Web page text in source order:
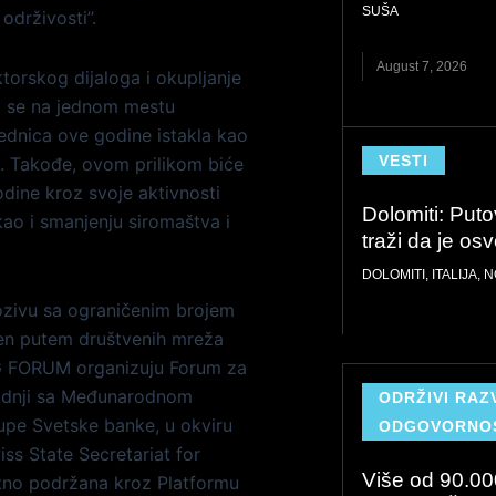
dijaloga i okupljanje
na jednom mestu
ove godine istakla kao
Takođe, ovom prilikom biće
kroz svoje aktivnosti
i smanjenju siromaštva i
sa ograničenim brojem
putem društvenih mreža
organizuju Forum za
sa Međunarodnom
Svetske banke, u okviru
State Secretariat for
podržana kroz Platformu
SUŠA
August 7, 2026
VESTI
Dolomiti:
traži da je
DOLOMITI , ITALIJA,
ODRŽIVI
Više od